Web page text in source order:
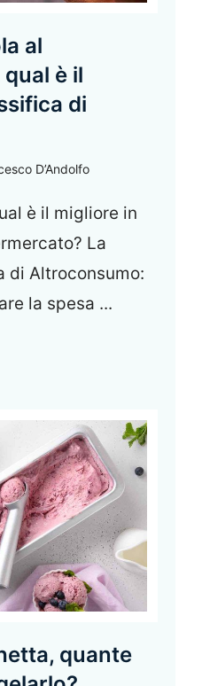
al
è il
di
D’Andolfo
è il migliore in
La
di Altroconsumo:
la spesa ...
quante